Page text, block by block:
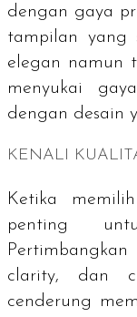
dengan gaya
tampilan yang
elegan namun
menyukai
dengan desain
KENALI
Ketika
penting
clarity, dan
cenderung